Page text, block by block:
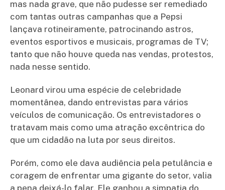
mas nada grave, que não pudesse ser remediado
com tantas outras campanhas que a Pepsi
lançava rotineiramente, patrocinando astros,
eventos esportivos e musicais, programas de TV;
tanto que não houve queda nas vendas, protestos,
nada nesse sentido.
Leonard virou uma espécie de celebridade
momentânea, dando entrevistas para vários
veículos de comunicação. Os entrevistadores o
tratavam mais como uma atração excêntrica do
que um cidadão na luta por seus direitos.
Porém, como ele dava audiência pela petulância e
coragem de enfrentar uma gigante do setor, valia